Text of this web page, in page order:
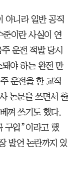
아니라 일반 공직
준이란 사실이 연
운전 적발 당시
야 하는 완전 만
운전을 한 교직
논문을 쓰면서 출
껴 쓰기도 했다.
구입”이라고 했
발언 논란까지 있